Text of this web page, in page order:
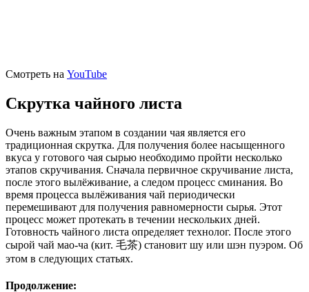
Смотреть на YouTube
Скрутка чайного листа
Очень важным этапом в создании чая является его
традиционная скрутка. Для получения более насыщенного
вкуса у готового чая сырью необходимо пройти несколько
этапов скручивания. Сначала первичное скручивание листа,
после этого вылёживание, а следом процесс сминания. Во
время процесса вылёживания чай периодически
перемешивают для получения равномерности сырья. Этот
процесс может протекать в течении нескольких дней.
Готовность чайного листа определяет технолог. После этого
сырой чай мао-ча (кит. 毛茶) становит шу или шэн пуэром. Об
этом в следующих статьях.
Продолжение: